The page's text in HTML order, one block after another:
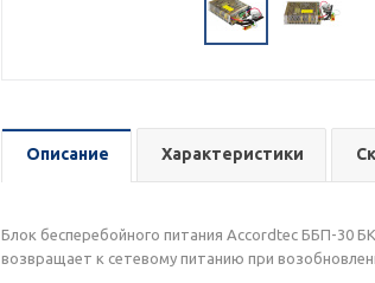
Описание Характеристики
Блок бесперебойного питания Accordtec ББП-30
возвращает к сетевому питанию при